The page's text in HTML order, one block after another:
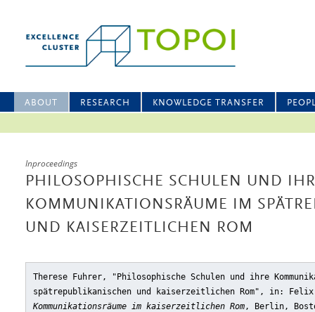
ABOUT RESEARCH KNOWLEDGE TRANSFER
Inproceedings
PHILOSOPHISCHE SCHULEN UND
KOMMUNIKATIONSRÄUME IM
UND KAISERZEITLICHEN ROM
Therese Fuhrer, "Philosophische Schulen und ihre
spätrepublikanischen und kaiserzeitlichen Rom" , in: Felix
Kommunikationsräume im kaiserzeitlichen Rom, Berlin,